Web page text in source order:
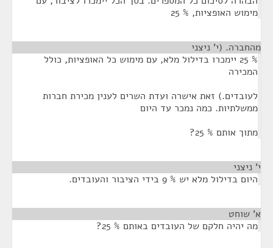
מימוש האופציות, % 25
מהחברה. (י' ניצני
% 25 יימכרו בדילול מלא, עם מימוש כל האופציות, כולל
המכירה
לעובדים.) זאת אישרה ועדת השרים לענין מכירת חברות
ממשלתיות. כמה נמכר עד היום
מתוך אותם % 25?
י' ניצני
היום בדילול מלא יש % 9 בידי הציבור והעובדים.
א' שוחט
מה יהיה חלקם של העובדים באותם % 25?